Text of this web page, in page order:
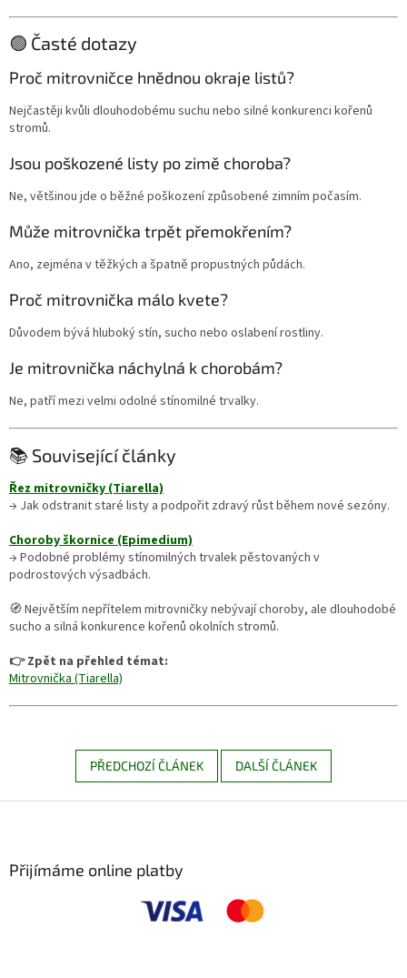
🟢 Časté dotazy
Proč mitrovničce hnědnou okraje listů?
Nejčastěji kvůli dlouhodobému suchu nebo silné konkurenci kořenů
stromů.
Jsou poškozené listy po zimě choroba?
Ne, většinou jde o běžné poškození způsobené zimním počasím.
Může mitrovnička trpět přemokřením?
Ano, zejména v těžkých a špatně propustných půdách.
Proč mitrovnička málo kvete?
Důvodem bývá hluboký stín, sucho nebo oslabení rostliny.
Je mitrovnička náchylná k chorobám?
Ne, patří mezi velmi odolné stínomilné trvalky.
📚 Související články
Řez mitrovničky (Tiarella)
→ Jak odstranit staré listy a podpořit zdravý růst během nové sezóny.
Choroby škornice (Epimedium)
→ Podobné problémy stínomilných trvalek pěstovaných v
podrostových výsadbách.
🧭 Největším nepřítelem mitrovničky nebývají choroby, ale dlouhodobé
sucho a silná konkurence kořenů okolních stromů.
👉 Zpět na přehled témat:
Mitrovnička (Tiarella)
PŘEDCHOZÍ ČLÁNEK DALŠÍ ČLÁNEK
Přijímáme online platby